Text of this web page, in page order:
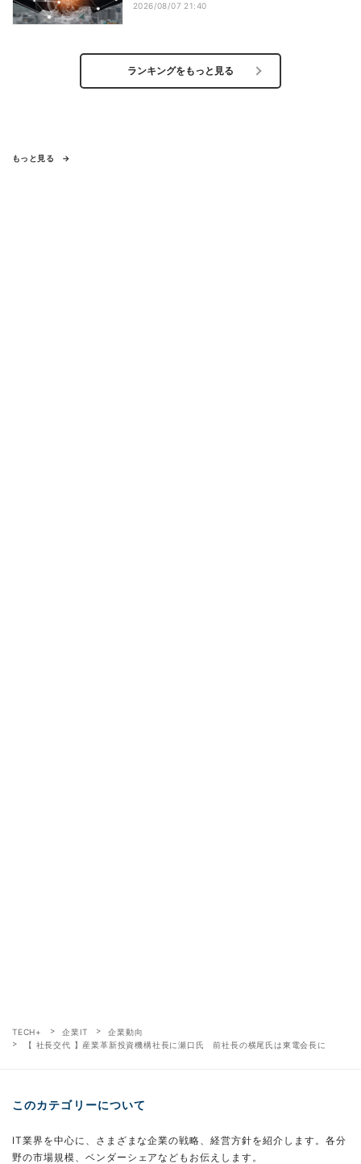
2026/08/07 21:40
ランキングをもっと見る
もっと見る
TECH+ 企業IT
企業動向
【 社長交代 】産業革新投資機構社長に瀬口氏 前社長の横尾氏は東電会長に
このカテゴリーについて
IT業界を中心に、さまざまな企業の戦略、経営方針を紹介します。各分
野の市場規模、ベンダーシェアなどもお伝えします。